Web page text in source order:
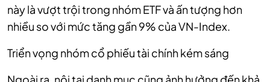
này là vượt trội trong nhóm ETF và ấn tượng hơn
nhiều so với mức tăng gần 9% của VN-Index.
Triển vọng nhóm cổ phiếu tài chính kém sáng